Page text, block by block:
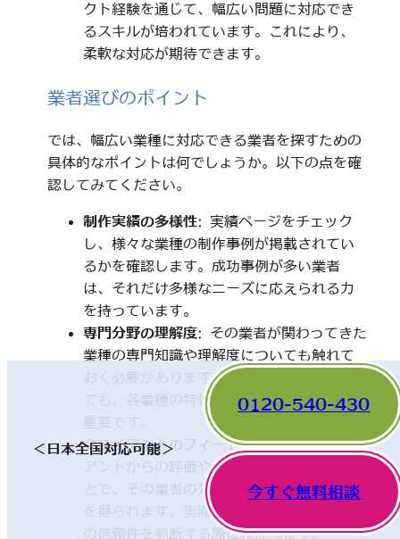
クト経験を通じて、幅広い問題に対応でき
るスキルが培われています。これにより、
柔軟な対応が期待できます。
業者選びのポイント
では、幅広い業種に対応できる業者を探すための
具体的なポイントは何でしょうか。以下の点を確
認してみてください。
制作実績の多様性: 実績ページをチェック
し、様々な業種の制作事例が掲載されてい
るかを確認します。成功事例が多い業者
は、それだけ多様なニーズに応えられる力
を持っています。
専門分野の理解度: その業者が関わってきた
業種の専門知識や理解度についても触れて
おく必要があります。一見、異なった分野
でも、各業種の特性を理解していることが
クライアントのフィードバック: 他のクライ
アントからの評価やレビューを確認するこ
とで、その業者の対応や成果に関する情報
を得られます。実際の利用者の声は、業者
の信頼性を判断する際に役立ちます。
＜日本全国対応可能＞
0120-540-430
今すぐ無料相談